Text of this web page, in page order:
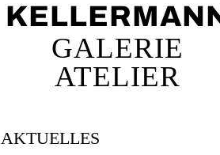
GALERIE
ATELIER
AKTUELLES